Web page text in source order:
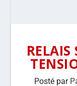
RELAIS
Posté par